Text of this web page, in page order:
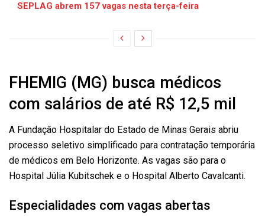
SEPLAG abrem 157 vagas nesta terça-feira
FHEMIG (MG) busca médicos
com salários de até R$ 12,5 mil
A Fundação Hospitalar do Estado de Minas Gerais abriu
processo seletivo simplificado para contratação temporária
de médicos em Belo Horizonte. As vagas são para o
Hospital Júlia Kubitschek e o Hospital Alberto Cavalcanti.
Especialidades com vagas abertas